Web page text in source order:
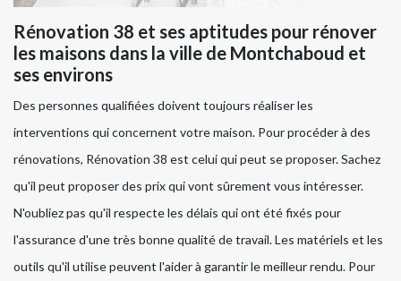
Rénovation 38 et ses aptitudes pour rénover
les maisons dans la ville de Montchaboud et
ses environs
Des personnes qualifiées doivent toujours réaliser les
interventions qui concernent votre maison. Pour procéder à des
rénovations, Rénovation 38 est celui qui peut se proposer. Sachez
qu'il peut proposer des prix qui vont sûrement vous intéresser.
N'oubliez pas qu'il respecte les délais qui ont été fixés pour
l'assurance d'une très bonne qualité de travail. Les matériels et les
outils qu'il utilise peuvent l'aider à garantir le meilleur rendu. Pour